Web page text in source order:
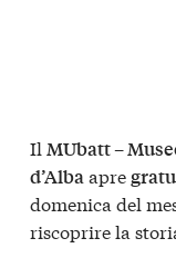
Il MUbatt –
d’Albaapre
domenica del
riscoprire la